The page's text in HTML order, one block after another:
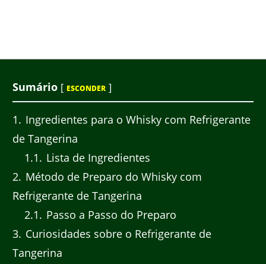
Sumário [ ESCONDER ]
1
Ingredientes para o Whisky com Refrigerante
de Tangerina
1.1
Lista de Ingredientes
2 Método de Preparo do Whisky com
Refrigerante de Tangerina
2.1
Passo a Passo do Preparo
3 Curiosidades sobre o Refrigerante de
Tangerina